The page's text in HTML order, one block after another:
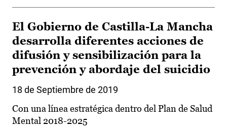
El Gobierno de Castilla-La Mancha
desarrolla diferentes acciones de
difusión y sensibilización para la
prevención y abordaje del suicidio
18 de Septiembre de 2019
Con una línea estratégica dentro del Plan de Salud
Mental 2018-2025